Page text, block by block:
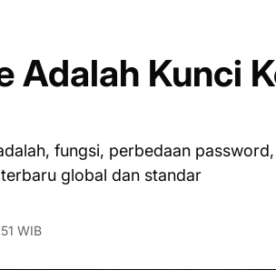
Adalah Kunci
fungsi, perbedaan
global dan standar
WIB